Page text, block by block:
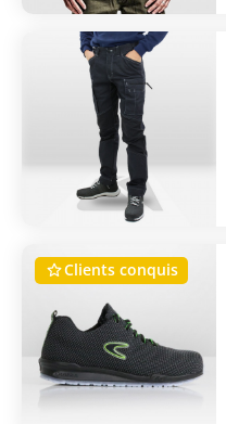
Clients conquis